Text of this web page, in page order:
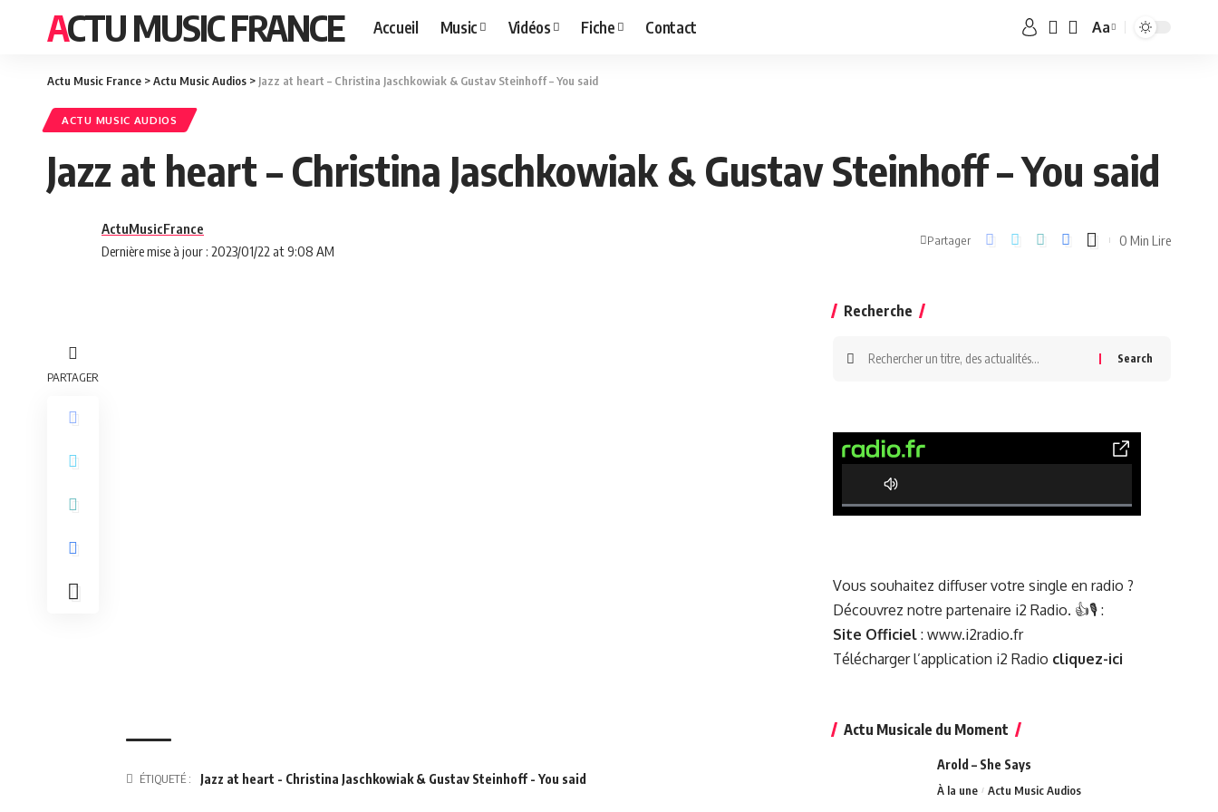
ACTU MUSIC FRANCE Accueil Music Vidéos Fiche Contact Aa
Actu Music France >Actu Music Audios > Jazz at heart – Christina Jaschkowiak & Gustav Steinhoff – You said
ACTU MUSIC AUDIOS
Jazz at heart – Christina Jaschkowiak & Gustav Steinhoff – You said
Dernière mise à jour : 2023/01/22 at 9:08 AM
ActuMusicFrance
Partager 0 Min Lire
PARTAGER
ÉTIQUETÉ : Jazz at heart - Christina Jaschkowiak & Gustav Steinhoff - You said
Recherche
0% Complete
Vous souhaitez diffuser votre single en radio ?
Découvrez notre partenaire i2 Radio. 👍🎙️ :
Site Officiel: www.i2radio.fr
Télécharger l’application i2 Radio cliquez-ici
Actu Musicale du Moment
Arold – She Says
À la une Actu Music Audios